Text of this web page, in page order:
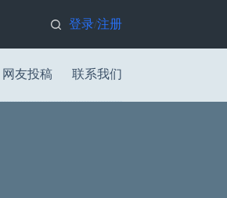
登录/注册
网友投稿 联系我们